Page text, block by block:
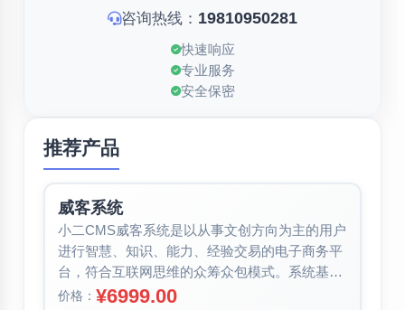
咨询热线： 19810950281
快速响应
专业服务
安全保密
推荐产品
威客系统
小二CMS威客系统是以从事文创方向为主的用户
进行智慧、知识、能力、经验交易的电子商务平
台，符合互联网思维的众筹众包模式。系统基于
PHP MYSQL为核心开发，是...
价格： ¥6999.00